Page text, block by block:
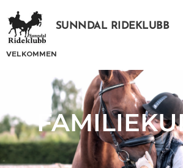
SUNNDAL RIDEKLUBB
VELKOMMEN